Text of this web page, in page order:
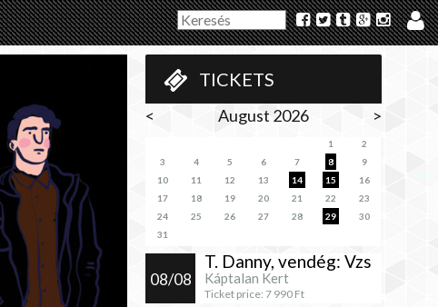
TICKETS
< August 2026 >
1
2
3
4 5 6 7 8
9
10
11 12 13 14 15
16
17
18 19 20 21 22
23
24
25 26 27 28 29
30
31
08/08
T. Danny, vendég: Vzs
Káptalan Kert
Ticket price: 7 990 Ft